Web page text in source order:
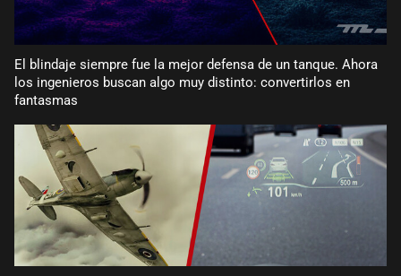
El blindaje siempre fue la mejor defensa de un tanque. Ahora
los ingenieros buscan algo muy distinto: convertirlos en
fantasmas